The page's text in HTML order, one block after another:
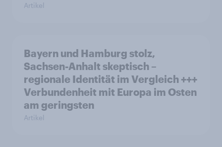
Artikel
Bayern und Hamburg stolz,
Sachsen-Anhalt skeptisch –
regionale Identität im Vergleich +++
Verbundenheit mit Europa im Osten
am geringsten
Artikel